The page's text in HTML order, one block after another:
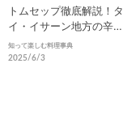
トムセップ徹底解説！タ
イ・イサーン地方の辛旨
スープの魅力とは？
知って楽しむ料理事典
2025/6/3